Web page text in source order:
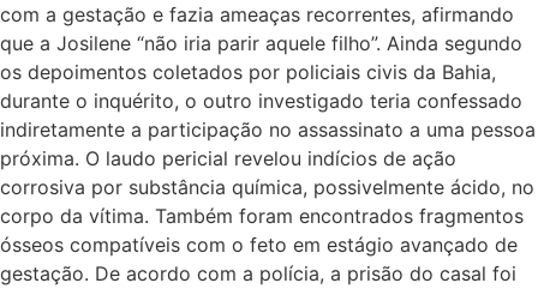
com a gestação e fazia ameaças recorrentes, afirmando
que a Josilene “não iria parir aquele filho”. Ainda segundo
os depoimentos coletados por policiais civis da Bahia,
durante o inquérito, o outro investigado teria confessado
indiretamente a participação no assassinato a uma pessoa
próxima. O laudo pericial revelou indícios de ação
corrosiva por substância química, possivelmente ácido, no
corpo da vítima. Também foram encontrados fragmentos
ósseos compatíveis com o feto em estágio avançado de
gestação. De acordo com a polícia, a prisão do casal foi